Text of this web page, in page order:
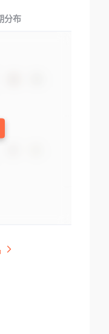
分布